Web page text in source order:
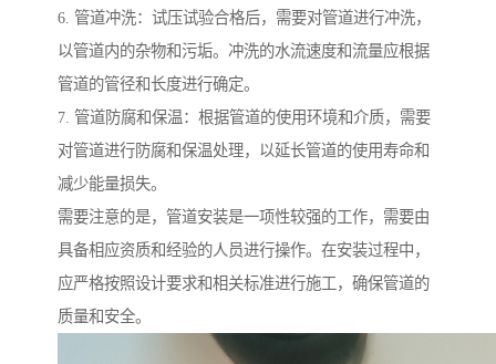
6. 管道冲洗：试压试验合格后，需要对管道进行冲洗，
以管道内的杂物和污垢。冲洗的水流速度和流量应根据
管道的管径和长度进行确定。
7. 管道防腐和保温：根据管道的使用环境和介质，需要
对管道进行防腐和保温处理，以延长管道的使用寿命和
减少能量损失。
需要注意的是，管道安装是一项性较强的工作，需要由
具备相应资质和经验的人员进行操作。在安装过程中，
应严格按照设计要求和相关标准进行施工，确保管道的
质量和安全。